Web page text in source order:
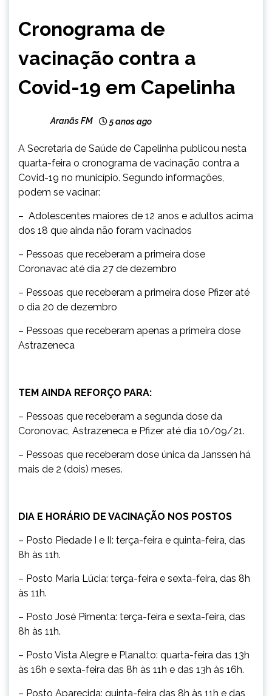
NOTÍCIAS
Cronograma de
vacinação contra a
Covid-19 em Capelinha
Aranãs FM 5 anos ago
A Secretaria de Saúde de Capelinha publicou nesta
quarta-feira o cronograma de vacinação contra a
Covid-19 no município. Segundo informações,
podem se vacinar:
– Adolescentes maiores de 12 anos e adultos acima
dos 18 que ainda não foram vacinados
– Pessoas que receberam a primeira dose
Coronavac até dia 27 de dezembro
– Pessoas que receberam a primeira dose Pfizer até
o dia 20 de dezembro
– Pessoas que receberam apenas a primeira dose
Astrazeneca
TEM AINDA REFORÇO PARA:
– Pessoas que receberam a segunda dose da
Coronovac, Astrazeneca e Pfizer até dia 10/09/21.
– Pessoas que receberam dose única da Janssen há
mais de 2 (dois) meses.
DIA E HORÁRIO DE VACINAÇÃO NOS POSTOS
– Posto Piedade I e II: terça-feira e quinta-feira, das
8h às 11h.
– Posto Maria Lúcia: terça-feira e sexta-feira, das 8h
às 11h.
– Posto José Pimenta: terça-feira e sexta-feira, das
8h às 11h.
– Posto Vista Alegre e Planalto: quarta-feira das 13h
às 16h e sexta-feira das 8h às 11h e das 13h às 16h.
– Posto Aparecida: quinta-feira das 8h às 11h e das